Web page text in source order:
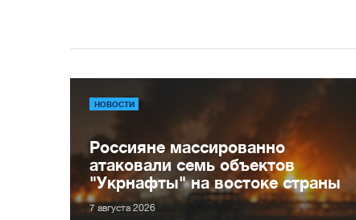
НОВОСТИ
Россияне массированно
атаковали семь объектов
"Укрнафты" на востоке страны
7 августа 2026